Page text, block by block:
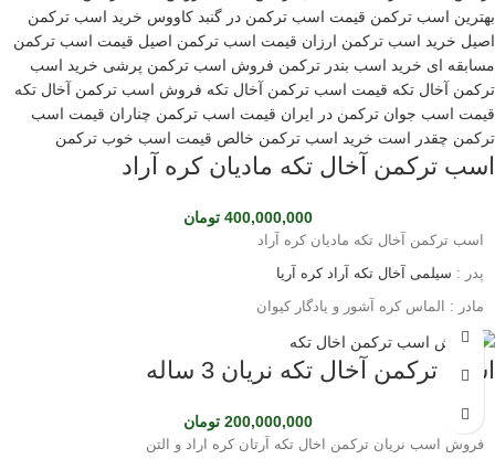
استفاده می‌شوند.
اسب‌ها می‌توانند افتخار آفرین باشند.
اسب ترکمن آخال تکه مادیان کره آراد
400,000,000 تومان
اسب ترکمن آخال تکه مادیان کره آراد
پدر : سیلمی آخال تکه آراد کره آریا
مادر : الماس کره آشور و یادگار کیوان
با رنگ نیله . بسیار درشت و خوش حرکت. سواری شده اماده پرش. جایزه در
مسابقه زیبایی . سن چهار ساله مدارک تکمیل پاسپورت از فدراسیون
سوارکاری.
شجره عالی برای پرش و تولید
جهت مشاوره خرید اسب ترکمن و پرورش اسب ترکمن 09124608266
اسب ترکمن آخال تکه نریان 3 ساله
200,000,000 تومان
فروش اسب نریان ترکمن اخال تکه آرتان کره اراد و التن